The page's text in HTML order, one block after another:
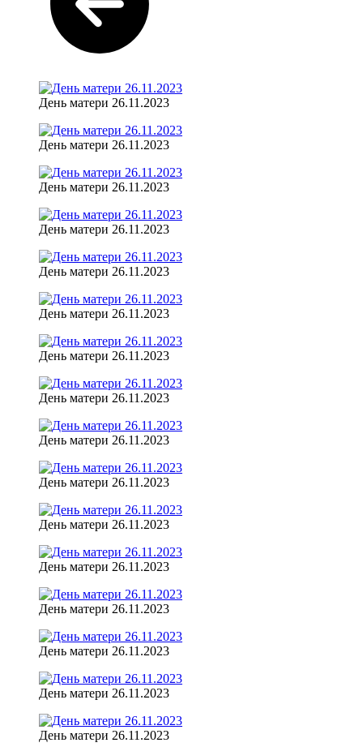
День матери 26.11.2023
День матери 26.11.2023
День матери 26.11.2023
День матери 26.11.2023
День матери 26.11.2023
День матери 26.11.2023
День матери 26.11.2023
День матери 26.11.2023
День матери 26.11.2023
День матери 26.11.2023
День матери 26.11.2023
День матери 26.11.2023
День матери 26.11.2023
День матери 26.11.2023
День матери 26.11.2023
День матери 26.11.2023